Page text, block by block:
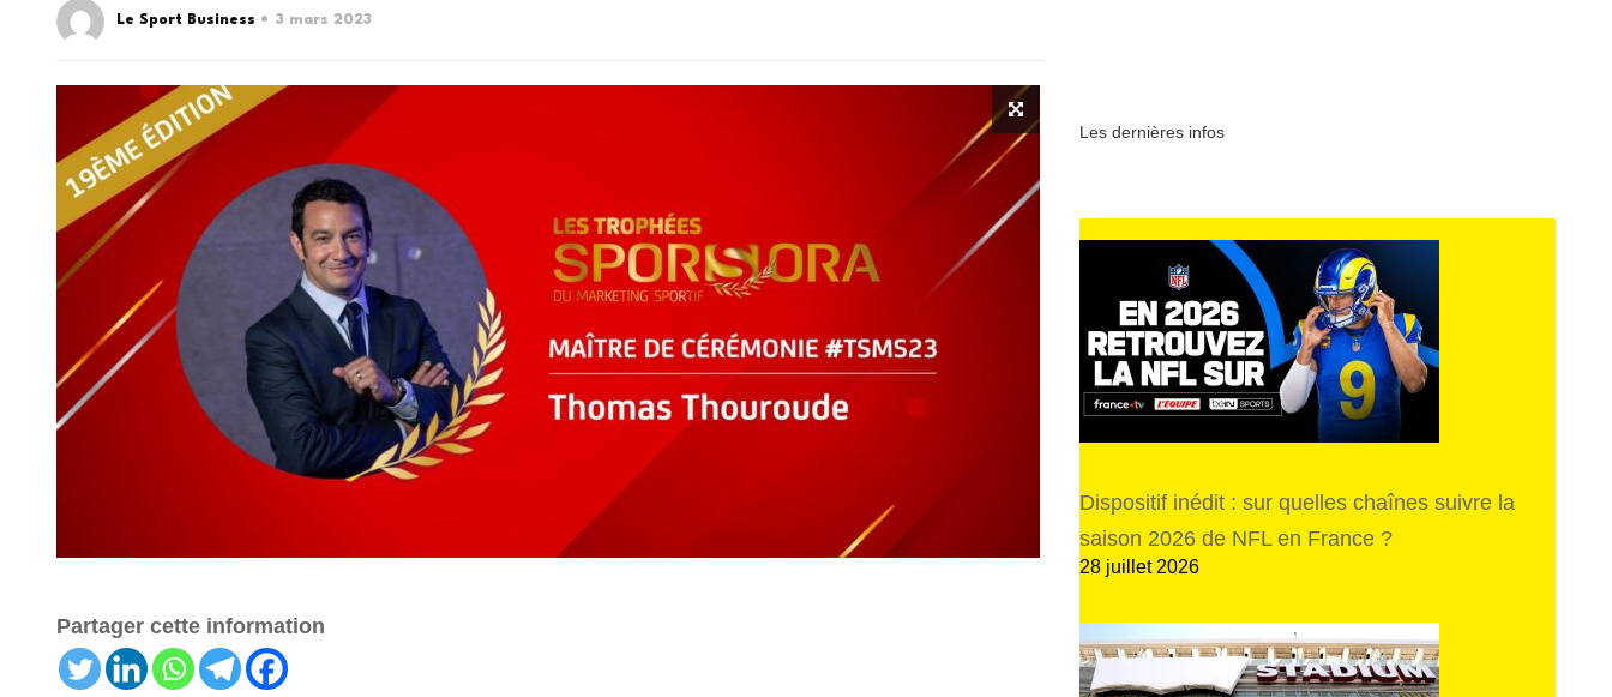
Le Sport Business 3 mars 2023
Partager cette information
Les dernières infos
Dispositif inédit : sur quelles chaînes suivre la
saison 2026 de NFL en France ?
28 juillet 2026